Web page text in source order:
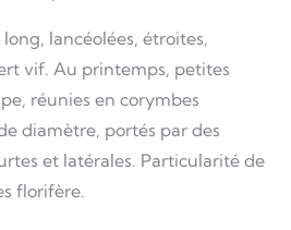
lancéolées, étroites,
vif. Au printemps, petites
réunies en corymbes
diamètre, portés par des
et latérales. Particularité de
florifère.